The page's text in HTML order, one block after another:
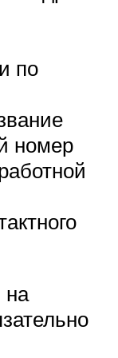
по
номер
на